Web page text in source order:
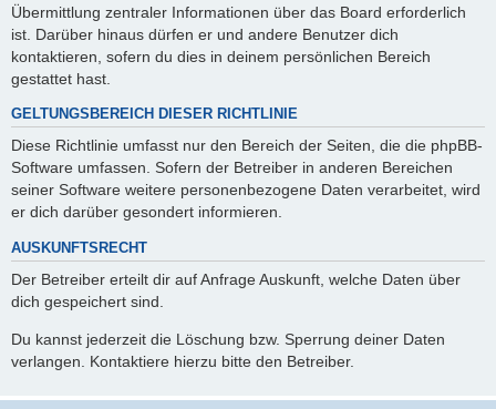
Übermittlung zentraler Informationen über das Board erforderlich
ist. Darüber hinaus dürfen er und andere Benutzer dich
kontaktieren, sofern du dies in deinem persönlichen Bereich
gestattet hast.
GELTUNGSBEREICH DIESER RICHTLINIE
Diese Richtlinie umfasst nur den Bereich der Seiten, die die phpBB-
Software umfassen. Sofern der Betreiber in anderen Bereichen
seiner Software weitere personenbezogene Daten verarbeitet, wird
er dich darüber gesondert informieren.
AUSKUNFTSRECHT
Der Betreiber erteilt dir auf Anfrage Auskunft, welche Daten über
dich gespeichert sind.
Du kannst jederzeit die Löschung bzw. Sperrung deiner Daten
verlangen. Kontaktiere hierzu bitte den Betreiber.